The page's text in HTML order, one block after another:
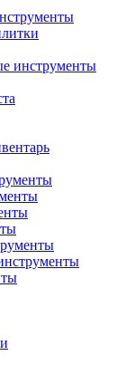
инструменты